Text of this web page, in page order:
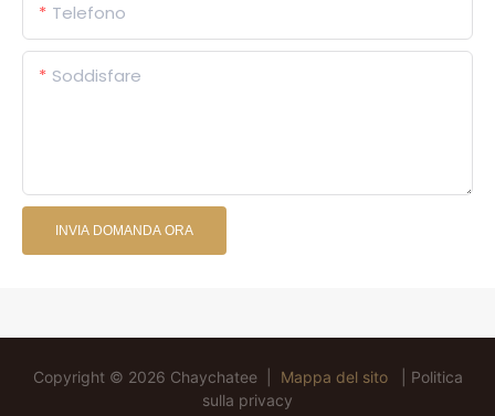
Telefono
Soddisfare
INVIA DOMANDA ORA
Copyright © 2026 Chaychatee | Mappa del sito
Politica
sulla privacy